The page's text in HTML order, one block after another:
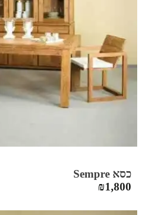
כסא Sempre
₪1,800